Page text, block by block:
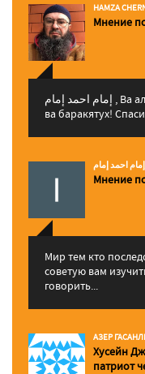
HAMZA
Мнение
إمام احمد إمام , Ва алейкум ассалам ва рахматуЛлахи
ва баракятух!
إمام احمد إمام
Мнение
Мир тем кто
советую вам
говорить...
АЗЕР
Хусейн
патриот